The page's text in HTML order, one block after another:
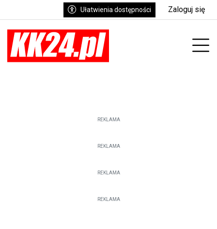
Ułatwienia dostępności Zaloguj się
REKLAMA
REKLAMA
REKLAMA
REKLAMA